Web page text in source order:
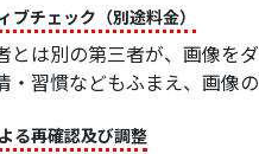
ブチェック（別途料金）
は別の第三者が、画像を
・習慣などもふまえ、画像
る再確認及び調整